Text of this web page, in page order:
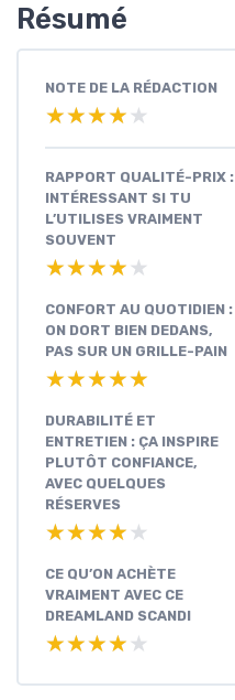
Résumé
NOTE DE LA RÉDACTION
★★★★★
★★★★★
RAPPORT QUALITÉ-PRIX :
INTÉRESSANT SI TU
L’UTILISES VRAIMENT
SOUVENT
★★★★★
★★★★★
CONFORT AU QUOTIDIEN :
ON DORT BIEN DEDANS,
PAS SUR UN GRILLE-PAIN
★★★★★
★★★★★
DURABILITÉ ET
ENTRETIEN : ÇA INSPIRE
PLUTÔT CONFIANCE,
AVEC QUELQUES
RÉSERVES
★★★★★
★★★★★
CE QU’ON ACHÈTE
VRAIMENT AVEC CE
DREAMLAND SCANDI
★★★★★
★★★★★